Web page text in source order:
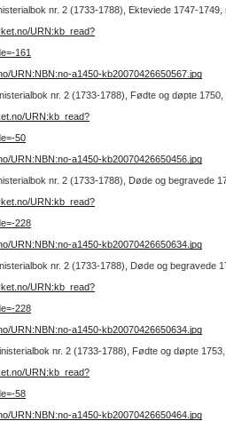
nr. 2 (1733-1788), Ekteviede 1747-1749,
URN:kb_read?
161
URN:NBN:no-a1450-kb20070426650567.jpg
nr. 2 (1733-1788), Fødte og døpte 1750,
URN:kb_read?
50
URN:NBN:no-a1450-kb20070426650456.jpg
nr. 2 (1733-1788), Døde og begravede
URN:kb_read?
228
URN:NBN:no-a1450-kb20070426650634.jpg
nr. 2 (1733-1788), Døde og begravede
URN:kb_read?
228
URN:NBN:no-a1450-kb20070426650634.jpg
nr. 2 (1733-1788), Fødte og døpte
URN:kb_read?
58
URN:NBN:no-a1450-kb20070426650464.jpg